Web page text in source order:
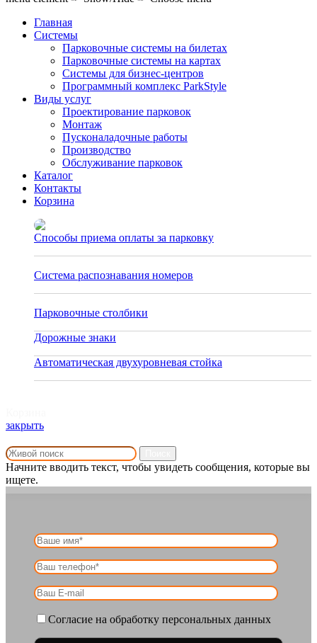
Главная
Системы
Парковочные системы на билетах
Парковочные системы на картах
Системы для бизнес-центров
Программный комплекс ParkStyle
Виды услуг
Проектирование парковок
Монтаж
Пусконаладочные работы
Производство
Обслуживание парковок
Каталог
Контакты
Корзина
Способы приема оплаты за парковку
Система распознавания номеров
Парковочные столбики
Дорожные знаки
Автоматическая двухуровневая стойка
закрыть
Начните вводить текст, чтобы увидеть сообщения, которые вы
ищете.
Согласие на обработку персональных данных